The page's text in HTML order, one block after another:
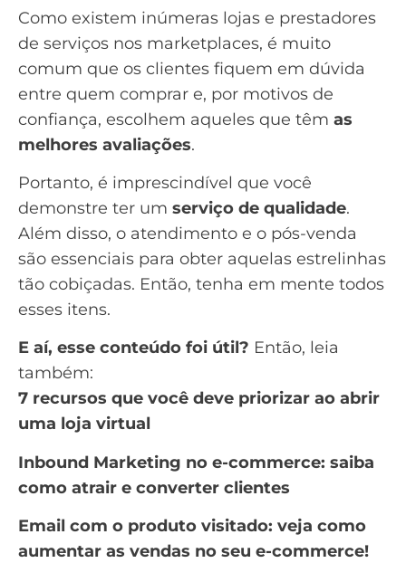
Como existem inúmeras lojas e prestadores
de serviços nos marketplaces, é muito
comum que os clientes fiquem em dúvida
entre quem comprar e, por motivos de
confiança, escolhem aqueles que têm as
melhores avaliações.
Portanto, é imprescindível que você
demonstre ter um serviço de qualidade.
Além disso, o atendimento e o pós-venda
são essenciais para obter aquelas estrelinhas
tão cobiçadas. Então, tenha em mente todos
esses itens.
E aí, esse conteúdo foi útil? Então, leia
também:
7 recursos que você deve priorizar ao abrir
uma loja virtual
Inbound Marketing no e-commerce: saiba
como atrair e converter clientes
Email com o produto visitado: veja como
aumentar as vendas no seu e-commerce!